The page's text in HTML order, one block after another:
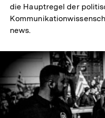
die Hauptregel der
news.